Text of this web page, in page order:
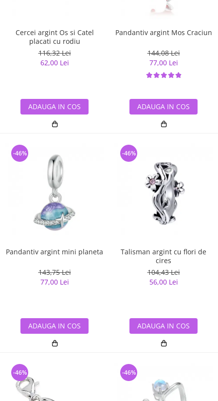
Cercei argint Os si Catel
placati cu rodiu
116,32 Lei
62,00 Lei
ADAUGA IN COS
Pandantiv argint Mos Craciun
144,08 Lei
77,00 Lei
ADAUGA IN COS
Pandantiv argint mini planeta
143,75 Lei
77,00 Lei
-46%
ADAUGA IN COS
Talisman argint cu flori de
cires
104,43 Lei
56,00 Lei
-46%
ADAUGA IN COS
-46% -46%